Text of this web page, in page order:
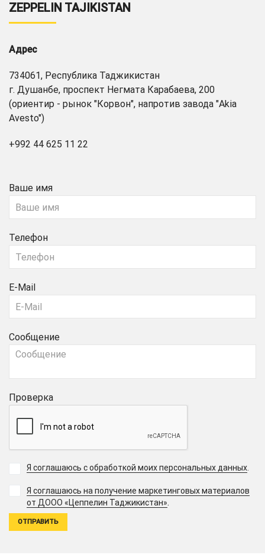
ZEPPELIN TAJIKISTAN
Адрес
734061, Республика Таджикистан
г. Душанбе, проспект Негмата Карабаева, 200
(ориентир - рынок "Корвон", напротив завода "Akia
Avesto")
+992 44 625 11 22
Ваше имя
Телефон
E-Mail
Сообщение
Проверка
Я соглашаюсь с обработкой моих персональных данных
Я соглашаюсь на получение маркетинговых материалов
от ДООО «Цеппелин Таджикистан».